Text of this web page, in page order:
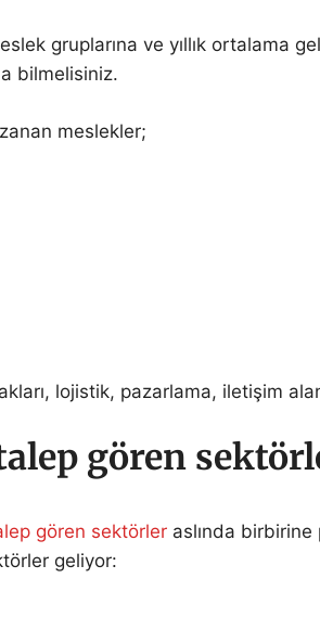
gruplarına ve yıllık ortalama
bilmelisiniz.
meslekler;
lojistik, pazarlama, iletişim
gören
gören sektörler aslında
geliyor: